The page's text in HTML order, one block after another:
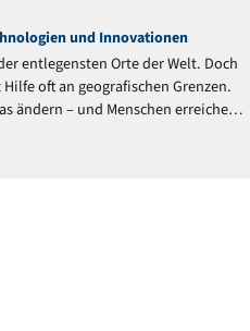
und Innovationen
entlegensten Orte der Welt. Doch
oft an geografischen Grenzen.
ändern – und Menschen erreichen,